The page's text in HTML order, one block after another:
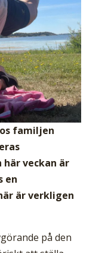
familjen
här veckan är
en
är verkligen
på den